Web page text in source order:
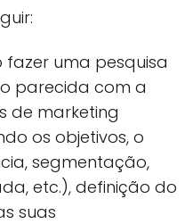
fazer uma pesquisa
parecida com a
de marketing
os objetivos, o
segmentação,
etc.), definição do
suas